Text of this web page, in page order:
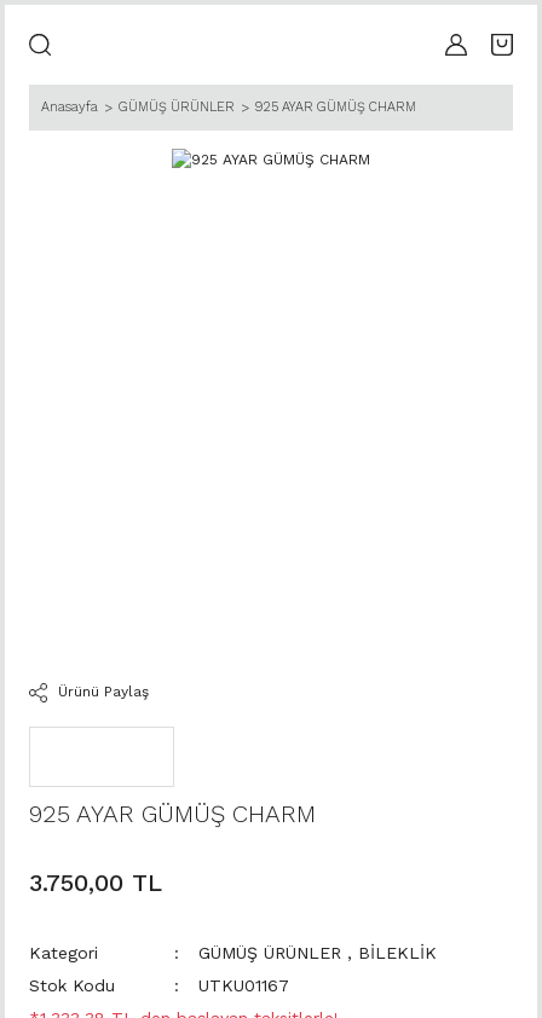
Anasayfa GÜMÜŞ ÜRÜNLER 925 AYAR GÜMÜŞ CHARM
Ürünü Paylaş
925 AYAR GÜMÜŞ CHARM
3.750,00 TL
Kategori GÜMÜŞ ÜRÜNLER , BİLEKLİK
Stok Kodu
UTKU01167